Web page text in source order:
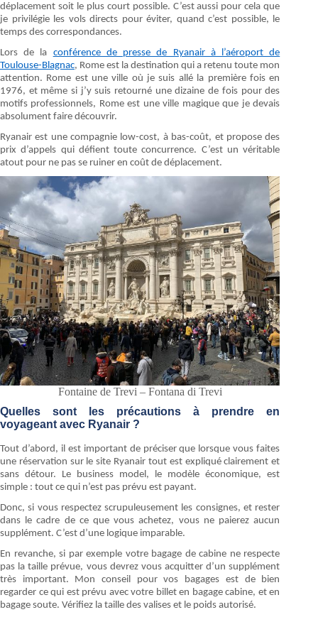
déplacement soit le plus court possible. C’est aussi pour cela que
je privilégie les vols directs pour éviter, quand c’est possible, le
temps des correspondances.
Lors de la conférence de presse de Ryanair à l’aéroport de
Toulouse-Blagnac, Rome est la destination qui a retenu toute mon
attention. Rome est une ville où je suis allé la première fois en
1976, et même si j’y suis retourné une dizaine de fois pour des
motifs professionnels, Rome est une ville magique que je devais
absolument faire découvrir.
Ryanair est une compagnie low-cost, à bas-coût, et propose des
prix d’appels qui défient toute concurrence. C’est un véritable
atout pour ne pas se ruiner en coût de déplacement.
Fontaine de Trevi – Fontana di Trevi
Quelles sont les précautions à prendre en
voyageant avec Ryanair ?
Tout d’abord, il est important de préciser que lorsque vous faites
une réservation sur le site Ryanair tout est expliqué clairement et
sans détour. Le business model, le modèle économique, est
simple : tout ce qui n’est pas prévu est payant.
Donc, si vous respectez scrupuleusement les consignes, et rester
dans le cadre de ce que vous achetez, vous ne paierez aucun
supplément. C’est d’une logique imparable.
En revanche, si par exemple votre bagage de cabine ne respecte
pas la taille prévue, vous devrez vous acquitter d’un supplément
très important. Mon conseil pour vos bagages est de bien
regarder ce qui est prévu avec votre billet en bagage cabine, et en
bagage soute. Vérifiez la taille des valises et le poids autorisé.